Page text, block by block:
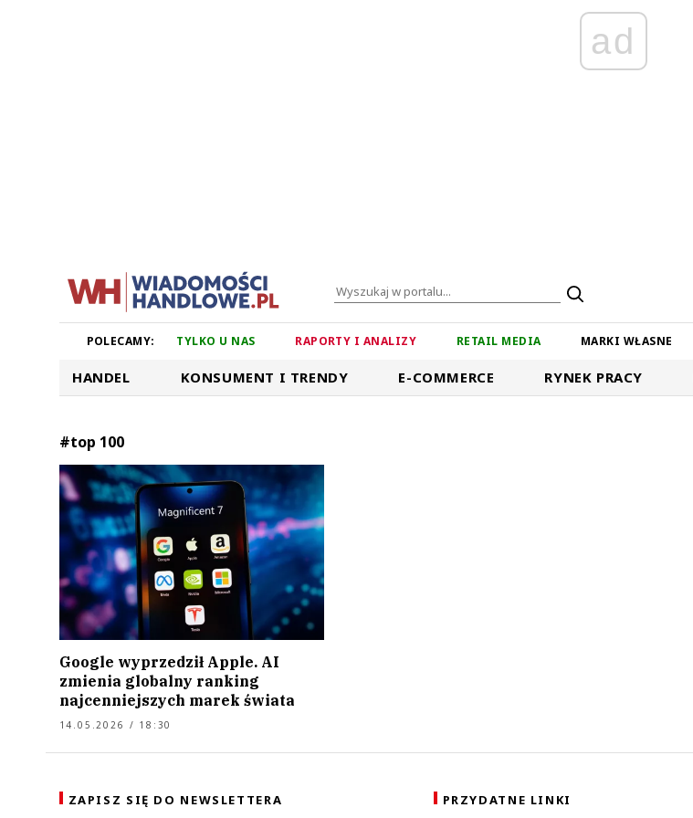
ad
POLECAMY: TYLKO U NAS RAPORTY I ANALIZY RETAIL MEDIA MARKI WŁASNE
HANDEL KONSUMENT I TRENDY E-COMMERCE RYNEK PRACY
#top 100
Google wyprzedził Apple. AI
zmienia globalny ranking
najcenniejszych marek świata
14.05.2026 / 18:30
ZAPISZ SIĘ DO NEWSLETTERA PRZYDATNE LINKI